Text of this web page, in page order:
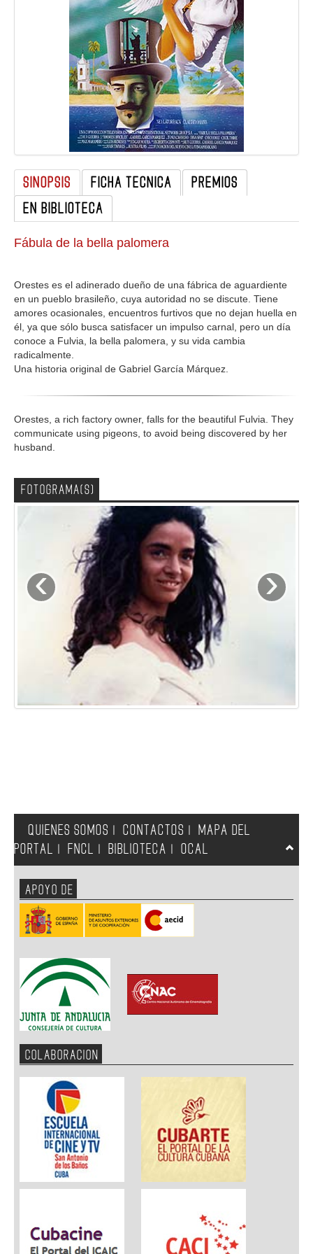
GALERIA
SINOPSIS FICHA TECNICA
PREMIOS
EN BIBLIOTECA
Fábula de la bella palomera
Orestes es el adinerado dueño de una fábrica de aguardiente
en un pueblo brasileño, cuya autoridad no se discute. Tiene
amores ocasionales, encuentros furtivos que no dejan huella en
él, ya que sólo busca satisfacer un impulso carnal, pero un día
conoce a Fulvia, la bella palomera, y su vida cambia
radicalmente.
Una historia original de Gabriel García Márquez.
Orestes, a rich factory owner, falls for the beautiful Fulvia. They
communicate using pigeons, to avoid being discovered by her
husband.
FOTOGRAMA(S)
‹ ›
QUIENES SOMOS CONTACTOS
MAPA DEL
PORTAL
FNCL BIBLIOTECA OCAL
APOYO DE
COLABORACION